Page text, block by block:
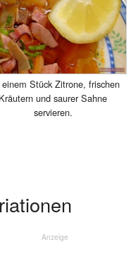
Stück Zitrone, frischen
Kräutern und saurer Sahne
servieren.
Anzeige